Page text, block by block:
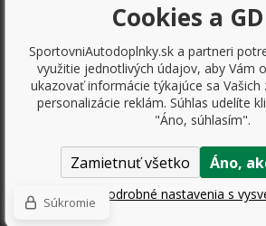
Copyright © 2017Sportovniautodoplnky.cz-
autodoplnky, tuning auta. Všetky
Cookies a
SportovniAutodoplnky.sk a partneri
využitie jednotlivých údajov, aby Vám
ukazovať informácie týkajúce sa
personalizácie reklám. Súhlas udelíte
"Áno, súhlasím".
Zamietnuť všetko Áno,
Podrobné nastavenia s
Súkromie